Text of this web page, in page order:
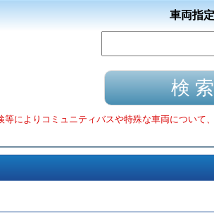
車両指定
等によりコミュニティバスや特殊な車両について